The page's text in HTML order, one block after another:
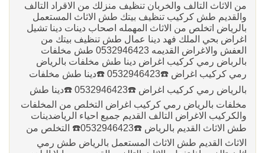
من الاثاث التالف والخربان تنظيف منزلك من الاقراد التالف
والقديم طش كركيب تنظيف بيتك طش الاثاث المستعمل
بالرياض اتخلص من الاثاث المهمله اصحاب دينات دينا تشيل
اغراض بحي الملك فهد دينا عمال طش تنظيف بيتك من
العفش والاغراض القديمه 0532946423 طش مخلفات
بالرباض رمي كركيب اغراض دينا طش مخلفات بالرياض
رمي كركيب اغراض ☎️0532946423 ☎️دينا طش مخلفات
بالرياض رمي كركيب اغراض ☎️0532946423 ☎️دينا طش
مخلفات بالرياض رمي كركيب اغراض التخلص من المخلفات
والكركيب الاغراض التالف القديم جميع احياء الرياض‏دينات
طش الاثاث القديم بالرياض ☎️0532946423☎️ التخلص من
الاثاث القديم طش الاثاث المستعمل بالرياض طش رمي